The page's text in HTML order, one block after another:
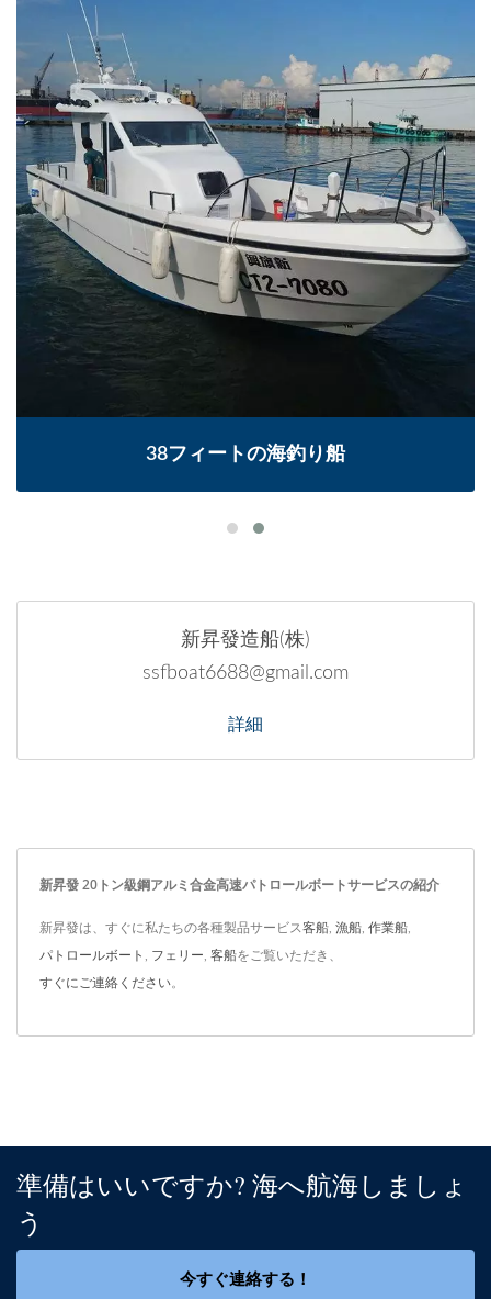
38フィートの海釣り船
新昇發造船(株)
ssfboat6688@gmail.com
詳細
新昇發 20トン級鋼アルミ合金高速パトロールボートサービスの紹介
新昇發は、すぐに私たちの各種製品サービス客船 漁船 作業船
パトロールボート フェリー 客船をご覧いただき、
すぐにご連絡ください。
準備はいいですか? 海へ航海しましょ
う
今すぐ連絡する！